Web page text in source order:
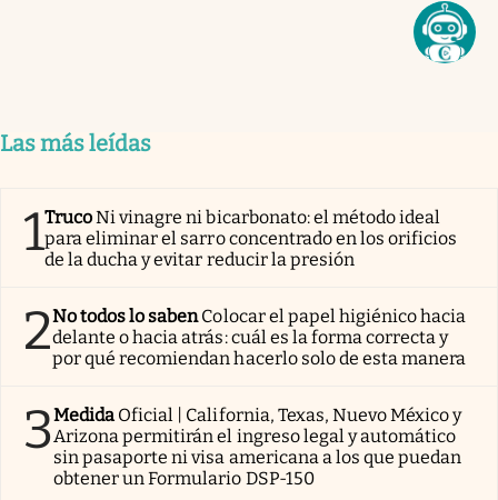
Las más leídas
1TrucoNi vinagre ni bicarbonato: el método ideal
para eliminar el sarro concentrado en los orificios
de la ducha y evitar reducir la presión
2No todos lo sabenColocar el papel higiénico hacia
delante o hacia atrás: cuál es la forma correcta y
por qué recomiendan hacerlo solo de esta manera
3Medida Oficial | California, Texas, Nuevo México y
Arizona permitirán el ingreso legal y automático
sin pasaporte ni visa americana a los que puedan
obtener un Formulario DSP-150